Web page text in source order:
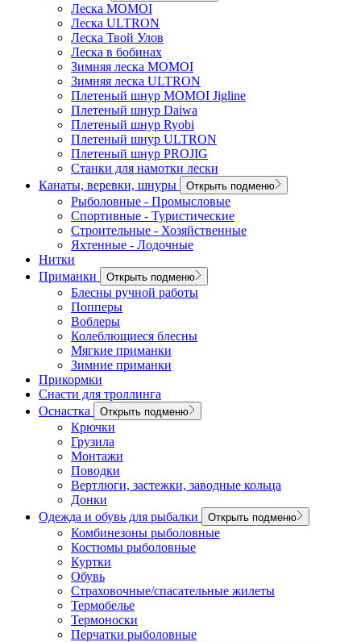
Леска MOMOI
Леска ULTRON
Леска Твой Улов
Леска в бобинах
Зимняя леска MOMOI
Зимняя леска ULTRON
Плетеный шнур MOMOI Jigline
Плетеный шнур Daiwa
Плетеный шнур Ryobi
Плетеный шнур ULTRON
Плетеный шнур PROJIG
Станки для намотки лески
Канаты, веревки, шнуры
Открыть подменю
Рыболовные - Промысловые
Спортивные - Туристические
Строительные - Хозяйственные
Яхтенные - Лодочные
Нитки
Приманки
Открыть подменю
Блесны ручной работы
Попперы
Воблеры
Колеблющиеся блесны
Мягкие приманки
Зимние приманки
Прикормки
Снасти для троллинга
Оснастка
Открыть подменю
Крючки
Грузила
Монтажи
Поводки
Вертлюги, застежки, заводные кольца
Донки
Одежда и обувь для рыбалки
Открыть подменю
Комбинезоны рыболовные
Костюмы рыболовные
Куртки
Обувь
Страховочные/спасательные жилеты
Термобелье
Термоноски
Перчатки рыболовные